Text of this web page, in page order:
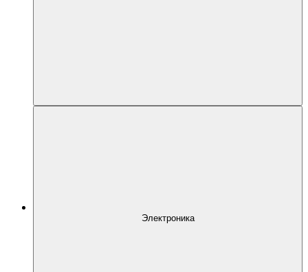
Электроника